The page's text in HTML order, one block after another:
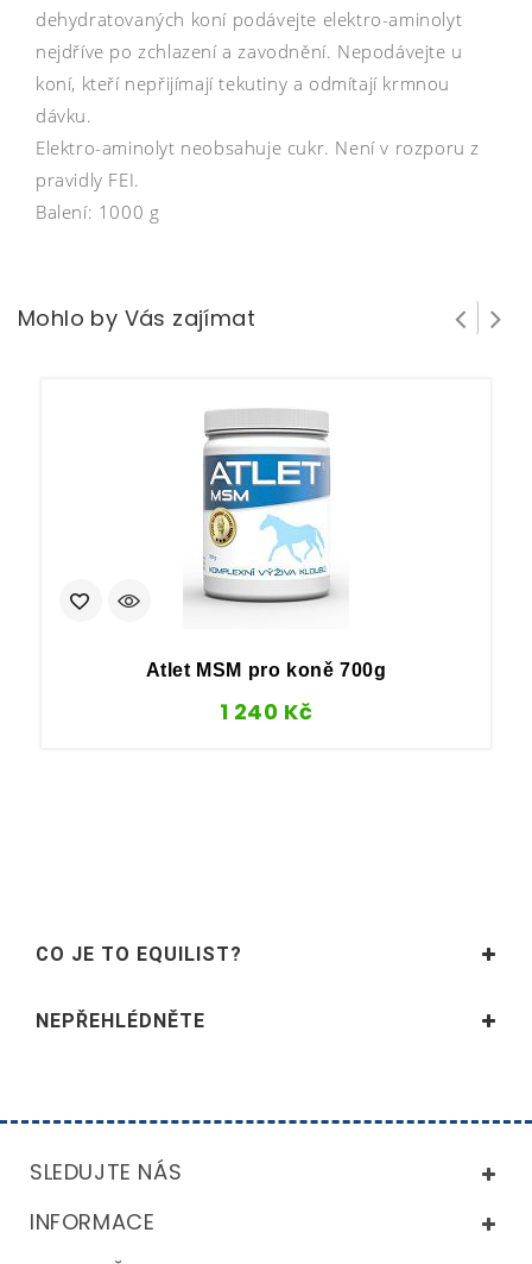
dehydratovaných koní podávejte elektro-aminolyt
nejdříve po zchlazení a zavodnění. Nepodávejte u
koní, kteří nepřijímají tekutiny a odmítají krmnou
dávku.
Elektro-aminolyt neobsahuje cukr. Není v rozporu z
pravidly FEI.
Balení: 1000 g
Mohlo by Vás zajímat
Atlet MSM pro koně 700g
1 240 Kč
CO JE TO EQUILIST?
NEPŘEHLÉDNĚTE
SLEDUJTE NÁS
INFORMACE